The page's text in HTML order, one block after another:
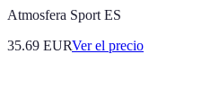
Atmosfera Sport ES
35.69 EURVer el precio